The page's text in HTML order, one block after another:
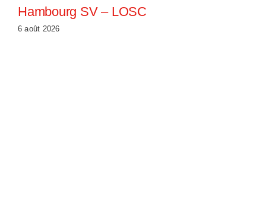
Hambourg SV – LOSC
6 août 2026